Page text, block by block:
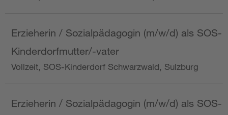
Erzieherin / Sozialpädagogin (m/w/d) als SOS-
Kinderdorfmutter/-vater
Vollzeit, SOS-Kinderdorf Schwarzwald, Sulzburg
Erzieherin / Sozialpädagogin (m/w/d) als SOS-